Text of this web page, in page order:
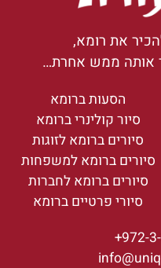
את רומא,
ממש אחרת…
הסעות ברומא
סיור קולינרי ברומא
סיורים ברומא לזוגות
סיורים ברומא למשפחות
סיורים ברומא לחברות
סיורי פרטיים ברומא
972-